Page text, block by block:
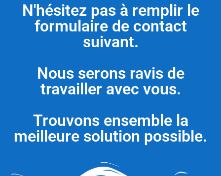
N'hésitez pas à remplir le
formulaire de contact
suivant.
Nous serons ravis de
travailler avec vous.
Trouvons ensemble la
meilleure solution possible.